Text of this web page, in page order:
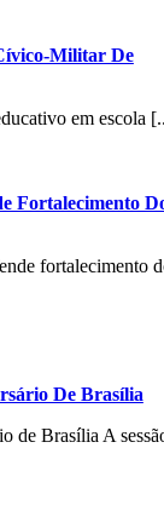
Militar De
em escola
Fortalecimento
fortalecimento
De Brasília
de Brasília A